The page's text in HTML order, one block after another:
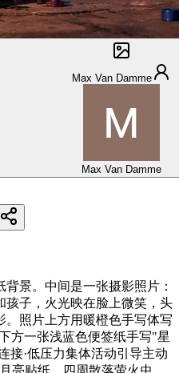
Max Van Damme
Max Van Damme
景。中间是一张摄影照片：
孩子，火光映在脸上微笑，头
照片上方用暖橙色手写体写
方一张浅蓝色便签纸手写"星
接·低压力集体活动引导主动
亮贴纸。四周散落萤火虫、